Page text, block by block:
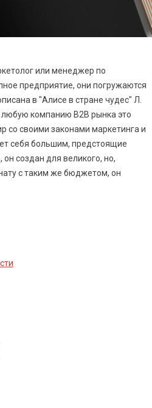
или менеджер по
предприятие, они погружаются
в "Алисе в стране чудес" Л.
любую компанию В2В рынка это
со своими законами маркетинга и
себя большим, предстоящие
создан для великого, но,
с таким же бюджетом, он